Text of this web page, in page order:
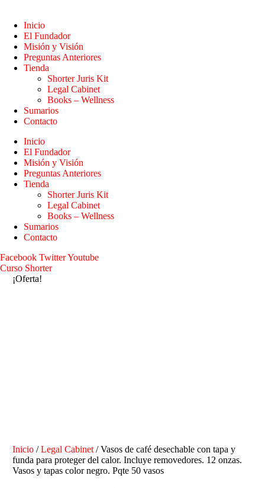
Inicio
El Fundador
Misión y Visión
Preguntas Anteriores
Tienda
Shorter Juris Kit
Legal Cabinet
Books – Wellness
Sumarios
Contacto
Inicio
El Fundador
Misión y Visión
Preguntas Anteriores
Tienda
Shorter Juris Kit
Legal Cabinet
Books – Wellness
Sumarios
Contacto
Facebook TwitterYoutube
Curso Shorter
¡Oferta!
Inicio /Legal Cabinet / Vasos de café desechable con tapa y
funda para proteger del calor. Incluye removedores. 12 onzas.
Vasos y tapas color negro. Pqte 50 vasos